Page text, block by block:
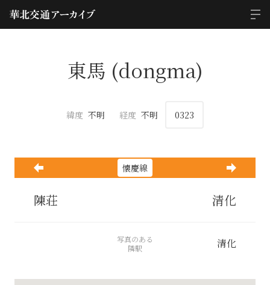
東馬 (dongma)
緯度 不明 経度 不明 0323
懐慶線
陳荘 清化
写真のある
隣駅
清化